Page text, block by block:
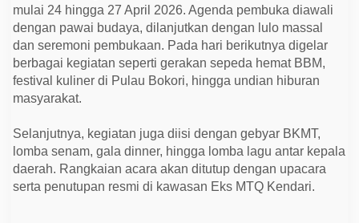
mulai 24 hingga 27 April 2026. Agenda pembuka diawali
dengan pawai budaya, dilanjutkan dengan lulo massal
dan seremoni pembukaan. Pada hari berikutnya digelar
berbagai kegiatan seperti gerakan sepeda hemat BBM,
festival kuliner di Pulau Bokori, hingga undian hiburan
masyarakat.
Selanjutnya, kegiatan juga diisi dengan gebyar BKMT,
lomba senam, gala dinner, hingga lomba lagu antar kepala
daerah. Rangkaian acara akan ditutup dengan upacara
serta penutupan resmi di kawasan Eks MTQ Kendari.